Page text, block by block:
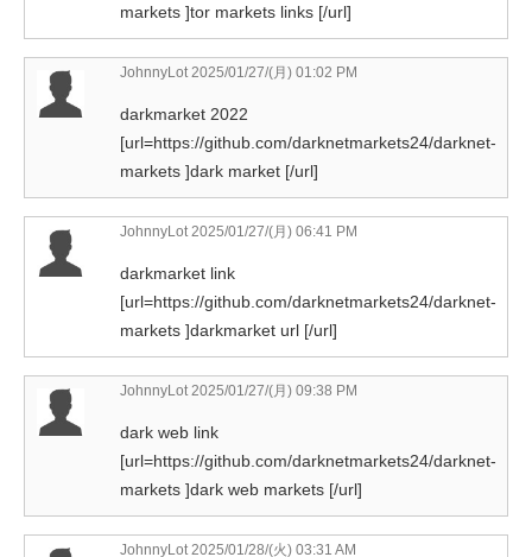
markets ]tor markets links [/url]
JohnnyLot2025/01/27/(月) 01:02 PM
darkmarket 2022
[url=https://github.com/darknetmarkets24/darknet-
markets ]dark market [/url]
JohnnyLot2025/01/27/(月) 06:41 PM
darkmarket link
[url=https://github.com/darknetmarkets24/darknet-
markets ]darkmarket url [/url]
JohnnyLot2025/01/27/(月) 09:38 PM
dark web link
[url=https://github.com/darknetmarkets24/darknet-
markets ]dark web markets [/url]
JohnnyLot2025/01/28/(火) 03:31 AM